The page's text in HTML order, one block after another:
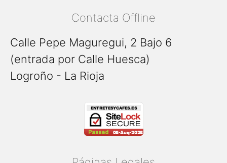
Contacta Offline
Calle Pepe Maguregui, 2 Bajo 6
(entrada por Calle Huesca)
Logroño - La Rioja